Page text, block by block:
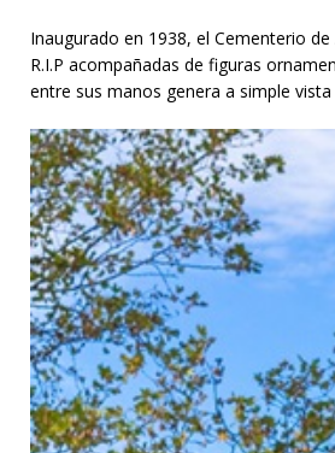
Inaugurado en 1938, el Cementerio
R.I.P acompañadas de figuras
entre sus manos genera a simple